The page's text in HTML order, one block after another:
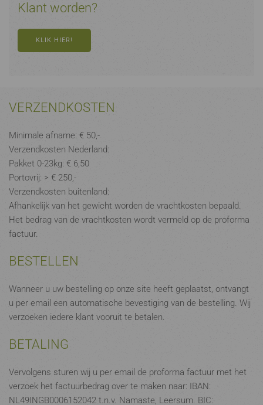
Klant worden?
KLIK HIER!
VERZENDKOSTEN
Minimale afname: € 50,-
Verzendkosten Nederland:
Pakket 0-23kg: € 6,50
Portovrij: > € 250,-
Verzendkosten buitenland:
Afhankelijk van het gewicht worden de vrachtkosten bepaald.
Het bedrag van de vrachtkosten wordt vermeld op de proforma
factuur.
BESTELLEN
Wanneer u uw bestelling op onze site heeft geplaatst, ontvangt
u per email een automatische bevestiging van de bestelling. Wij
verzoeken iedere klant vooruit te betalen.
BETALING
Vervolgens sturen wij u per email de proforma factuur met het
verzoek het factuurbedrag over te maken naar: IBAN:
NL49INGB0006152042 t.n.v. Namaste, Leersum. BIC: